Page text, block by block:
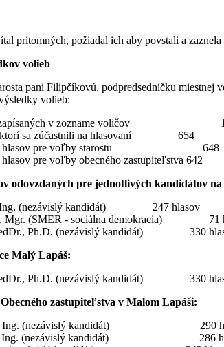
prítomných, požiadal ich aby povstali a
volieb
pani Filipčíkovú, podpredsedníčku
volieb:
zapísaných v zozname voličov
ktorí sa zúčastnili na hlasovaní 654
hlasov pre voľby starostu 648
pre voľby obecného zastupiteľstva 642
odovzdaných pre jednotlivých kandidátov na
Ing. (nezávislý kandidát) 247 hlasov
Mgr. (SMER - sociálna demokracia) 71
Ph.D. (nezávislý kandidát) 330
Malý Lapáš:
Ph.D. (nezávislý kandidát) 330
zastupiteľstva v Malom Lapáši:
Ing. (nezávislý kandidát) 290
Ing. (nezávislý kandidát) 286